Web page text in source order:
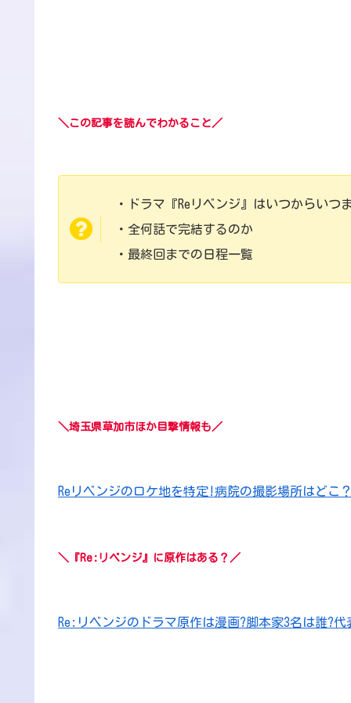
＼この記事を読んでわかること／
・ドラマ『Reリベンジ』はいつからいつ
・全何話で完結するのか
・最終回までの日程一覧
＼埼玉県草加市ほか目撃情報も／
Reリベンジのロケ地を特定!病院の撮影場所はどこ？
＼『Re:リベンジ』に原作はある？／
Re:リベンジのドラマ原作は漫画?脚本家3名は誰?代